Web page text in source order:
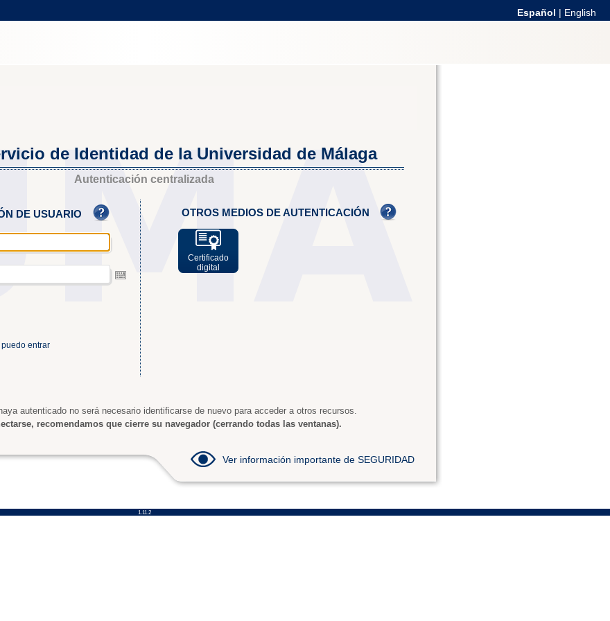
Español | English
de Identidad de la Universidad de Málaga
Autenticación centralizada
DE USUARIO
entrar
OTROS MEDIOS DE AUTENTICACIÓN
Certificado
digital
autenticado no será necesario identificarse de nuevo para acceder a otros recursos.
recomendamos que cierre su navegador (cerrando todas las ventanas).
Ver información importante de SEGURIDAD
1.11.2